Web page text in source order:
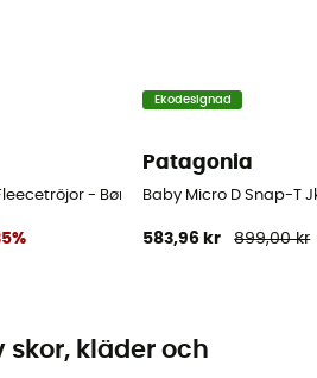
- Børn
Ekodesignad
Patagonia
Baby Micro D Snap-T
583,96 kr 899,00 kr
skor, kläder och